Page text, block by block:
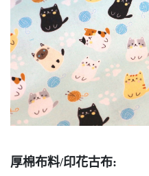
厚棉布料/印花古布: